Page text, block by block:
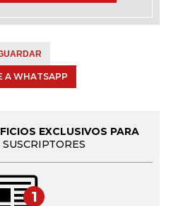
A WHATSAPP
EXCLUSIVOS PARA
1